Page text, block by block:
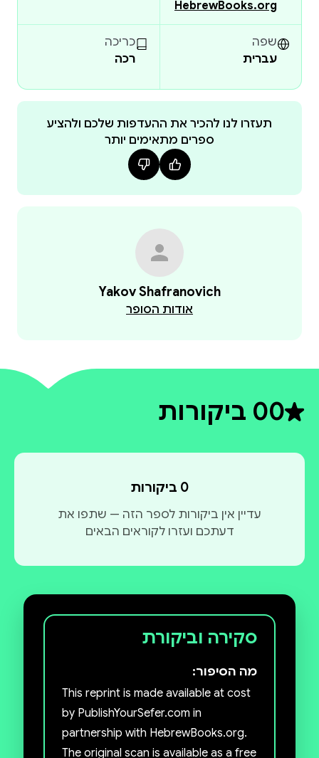
HebrewBooks.org
שפה
עברית
כריכה
רכה
תעזרו לנו להכיר את ההעדפות שלכם ולהציע
ספרים מתאימים יותר
Yakov Shafranovich
אודות הסופר
0דירוג ממוצע 0 מתוך 5
0 ביקורות
0 ביקורות
עדיין אין ביקורות לספר הזה — שתפו את
דעתכם ועזרו לקוראים הבאים
סקירה וביקורת
מה הסיפור:
This reprint is made available at cost
by PublishYourSefer.com in
partnership with HebrewBooks.org.
The original scan is available as a free